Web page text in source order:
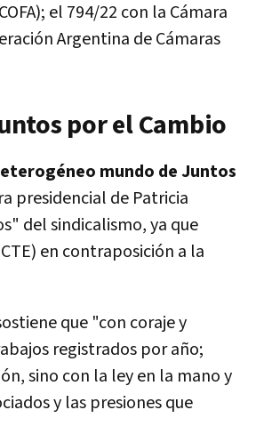
el 794/22 con la Cámara
Argentina de Cámaras
por el Cambio
mundo de Juntos
presidencial de Patricia
del sindicalismo, ya que
en contraposición a la
que "con coraje y
registrados por año;
sino con la ley en la mano y
y las presiones que